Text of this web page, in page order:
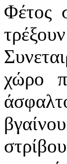
Φέτος
χώρο